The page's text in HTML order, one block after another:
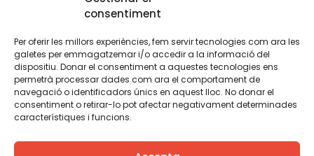
consentiment
Per oferir les millors experiències, fem servir tecnologies com ara les
galetes per emmagatzemar i/o accedir a la informació del
dispositiu. Donar el consentiment a aquestes tecnologies ens
permetrà processar dades com ara el comportament de
navegació o identificadors únics en aquest lloc. No donar el
consentiment o retirar-lo pot afectar negativament determinades
característiques i funcions.
TWT YTB IG FB IN
Avís legalPolítica de cookies
Creiem que el coneixement s’ha de compartir. Per això